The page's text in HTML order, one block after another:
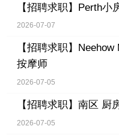
【招聘求职】 Perth小
2026-07-07
【招聘求职】
Neehow
按摩师
2026-07-05
【招聘求职】 南区 厨
2026-07-05